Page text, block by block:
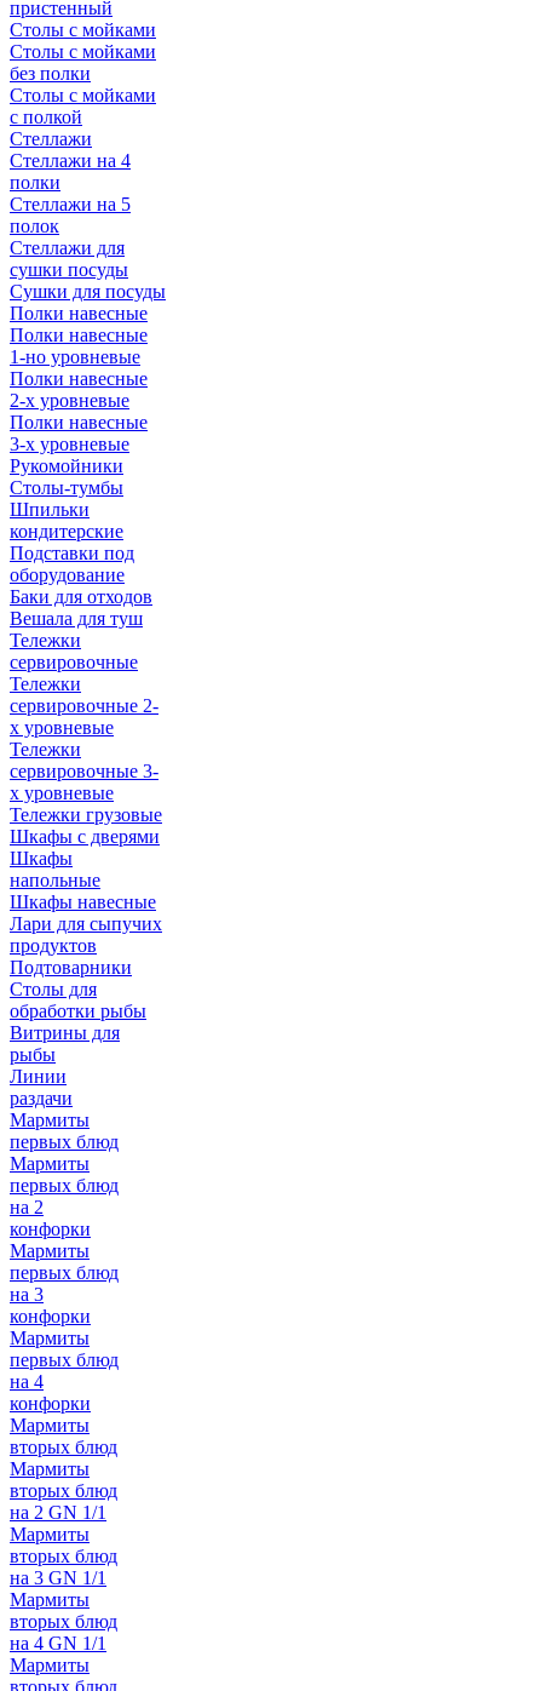
пристенный
Столы с мойками
Столы с мойками
без полки
Столы с мойками
с полкой
Стеллажи
Стеллажи на 4
полки
Стеллажи на 5
полок
Стеллажи для
сушки посуды
Сушки для посуды
Полки навесные
Полки навесные
1-но уровневые
Полки навесные
2-х уровневые
Полки навесные
3-х уровневые
Рукомойники
Столы-тумбы
Шпильки
кондитерские
Подставки под
оборудование
Баки для отходов
Вешала для туш
Тележки
сервировочные
Тележки
сервировочные 2-
х уровневые
Тележки
сервировочные 3-
х уровневые
Тележки грузовые
Шкафы с дверями
Шкафы
напольные
Шкафы навесные
Лари для сыпучих
продуктов
Подтоварники
Столы для
обработки рыбы
Витрины для
рыбы
Линии
раздачи
Мармиты
первых блюд
Мармиты
первых блюд
на 2
конфорки
Мармиты
первых блюд
на 3
конфорки
Мармиты
первых блюд
на 4
конфорки
Мармиты
вторых блюд
Мармиты
вторых блюд
на 2 GN 1/1
Мармиты
вторых блюд
на 3 GN 1/1
Мармиты
вторых блюд
на 4 GN 1/1
Мармиты
вторых блюд